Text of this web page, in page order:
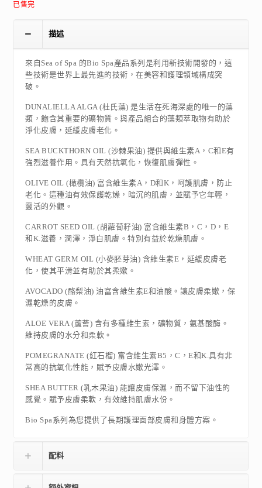
已售完
描述
來自Sea of Spa 的Bio Spa產品系列是利用新技術開發的，這
些技術是世界上最先進的技術，在美容和護理領域構成突
破。
DUNALIELLA ALGA (杜氏藻) 是生活在死海深處的唯一的藻
類，飽含其重要的礦物質。與產品組合的藻類萃取物有助於
淨化皮膚，延緩皮膚老化。
SEA BUCKTHORN OIL (沙棘果油) 提供與維生素A，C和E有
強烈滋養作用。具有天然抗氧化，恢復肌膚彈性。
OLIVE OIL (橄欖油) 富含維生素A，D和K，呵護肌膚，防止
老化。這種油有效保護乾燥，暗沉的肌膚，並賦予它年輕，
靈活的外觀。
CARROT SEED OIL (胡蘿蔔籽油) 富含維生素B，C，D，E
和K.滋養，潤澤，淨白肌膚。特別有益於乾燥肌膚。
WHEAT GERM OIL (小麥胚芽油) 含維生素E，延緩皮膚老
化，使其平滑並有助於其柔嫰。
AVOCADO (酪梨油) 油富含維生素E和油酸。讓皮膚柔嫰，保
濕乾燥的皮膚。
ALOE VERA (蘆薈) 含有多種維生素，礦物質，氨基酸酶。
維持皮膚的水分和柔軟。
POMEGRANATE (紅石榴) 富含維生素B5，C，E和K.具有非
常高的抗氧化性能，賦予皮膚水嫰光澤。
SHEA BUTTER (乳木果油) 能讓皮膚保濕，而不留下油性的
感覺。賦予皮膚柔軟，有效維持肌膚水份。
Bio Spa系列為您提供了長期護理面部皮膚和身體方案。
配料